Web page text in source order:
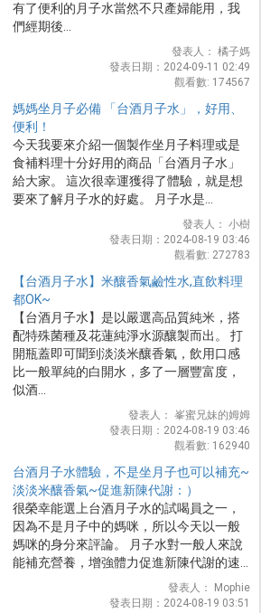
有了便利的月子水當然不只產婦能用，我
們經期後...
發表人： 橘子媽
發表日期：2024-09-11 02:49
觀看數: 174567
媽媽坐月子必備 「台酒月子水」，好用、
便利！
今天我要來介紹一個製作坐月子料理或是
食補料理十分好用的商品「台酒月子水」
給大家。 這次很幸運獲得了體驗，就是想
要來了解月子水的好處。 月子水是...
發表人： 小樹
發表日期：2024-08-19 03:46
觀看數: 272783
【台酒月子水】米釀香氣鹼性水,直飲料理
都OK~
【台酒月子水】是以嚴選高品質純米，搭
配特殊菌種及花蓮純淨水源釀製而出。 打
開瓶蓋即可聞到淡淡米釀香氣，飲用口感
比一般單純的白開水，多了一層豐富度，
似酒...
發表人： 峯蜜兄妹的姆姆
發表日期：2024-08-19 03:46
觀看數: 162940
台酒月子水體驗，不是坐月子也可以補充~
淡淡米釀香氣~促進新陳代謝：）
很榮幸能選上台酒月子水的試喝員之一，
因為不是月子中的媽咪，所以今天以一般
媽咪的身分來評論。 月子水對一般人來說
能補充營養，增強體力促進新陳代謝的速...
發表人： Mophie
發表日期：2024-08-19 03:51